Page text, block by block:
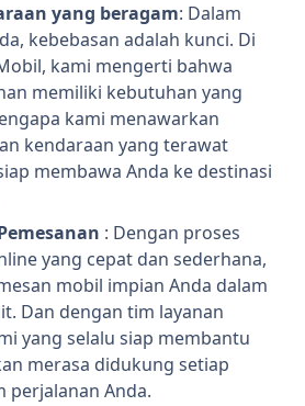
yang beragam: Dalam
kebebasan adalah kunci. Di
kami mengerti bahwa
memiliki kebutuhan yang
kami menawarkan
kendaraan yang terawat
membawa Anda ke destinasi
: Dengan proses
yang cepat dan sederhana,
mobil impian Anda dalam
Dan dengan tim layanan
yang selalu siap membantu
merasa didukung setiap
perjalanan Anda.